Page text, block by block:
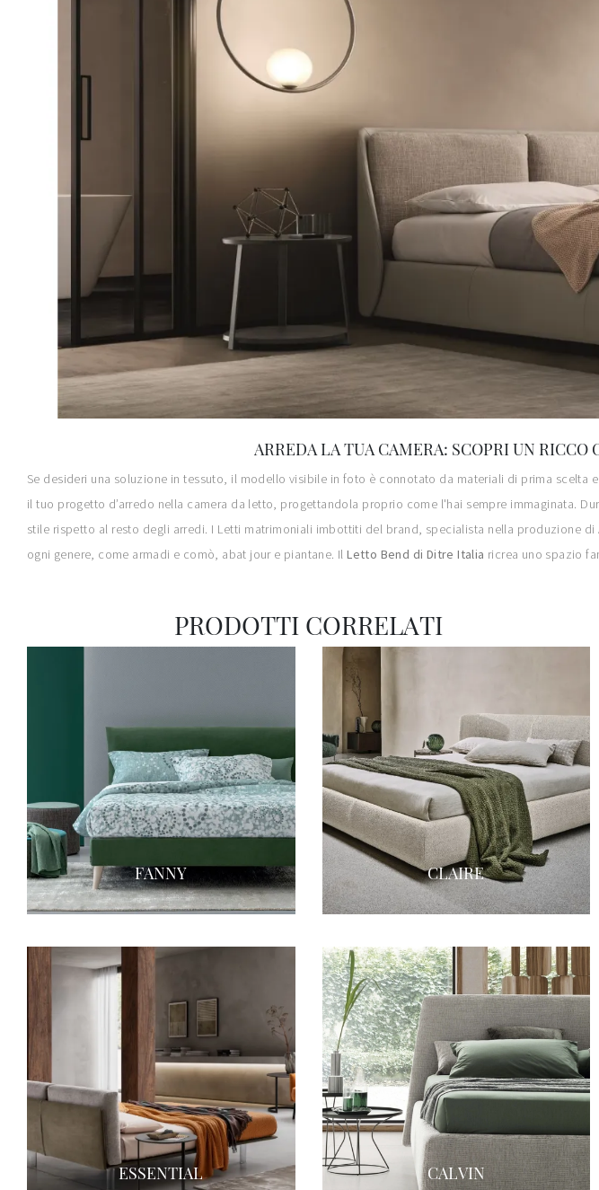
ARREDA LA TUA CAMERA: SCOPRI UN
Se desideri una soluzione in tessuto, il modello visibile in foto è connotato da materiali di prima
il tuo progetto d’arredo nella camera da letto, progettandola proprio come l'hai sempre immaginata.
stile rispetto al resto degli arredi. I Letti matrimoniali imbottiti del brand, specialista nella produzione
ogni genere, come armadi e comò, abat jour e piantane. IlLetto Bend di Ditre Italia ricrea uno spazio
PRODOTTI CORRELATI
FANNY CLAIRE
ESSENTIAL CALVIN